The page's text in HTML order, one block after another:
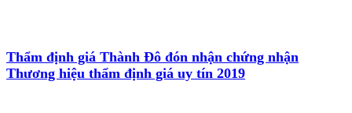
Thẩm định giá Thành Đô đón nhận chứng nhận
Thương hiệu thẩm định giá uy tín 2019